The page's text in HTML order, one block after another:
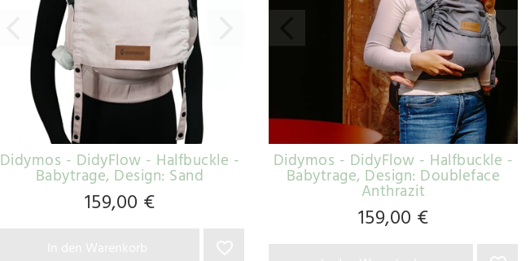
Didymos - DidyFlow - Halfbuckle -
Babytrage, Design: Sand
159,00 €
Didymos - DidyFlow - Halfbuckle -
Babytrage, Design: Doubleface
Anthrazit
159,00 €